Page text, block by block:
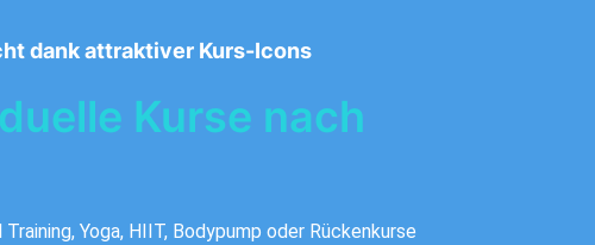
dank attraktiver Kurs-Icons
Kurse nach
Yoga, HIIT, Bodypump oder Rückenkurse